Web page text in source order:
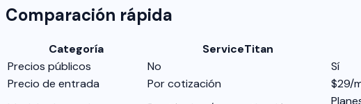
Comparación rápida
Categoría ServiceTitan
Precios públicos
No Sí
Precio de entrada
Por cotización $29/